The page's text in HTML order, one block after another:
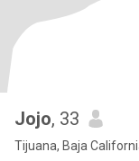
Jojo, 33
Tijuana, Baja